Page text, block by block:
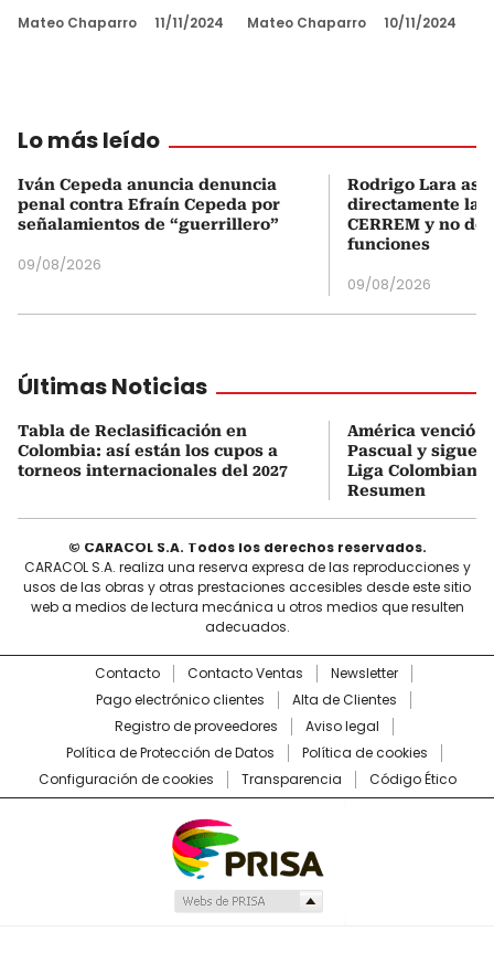
Mateo Chaparro 11/11/2024 Mateo Chaparro 10/11/2024
Lo más leído
Iván Cepeda anuncia denuncia
penal contra Efraín Cepeda por
señalamientos de “guerrillero”
09/08/2026
Rodrigo Lara
directamente la
CERREM y no
funciones
09/08/2026
Últimas Noticias
Tabla de Reclasificación en
Colombia: así están los cupos a
torneos internacionales del 2027
América venció
Pascual y sigue
Liga Colombiana
Resumen
© CARACOL S.A. Todos los derechos reservados.
CARACOL S.A. realiza una reserva expresa de las reproducciones y
usos de las obras y otras prestaciones accesibles desde este sitio
web a medios de lectura mecánica u otros medios que resulten
adecuados.
Contacto Contacto Ventas
Newsletter
Pago electrónico clientes
Alta de Clientes
Registro de proveedores
Aviso legal
Política de Protección de Datos
Política de cookies
Configuración de cookies
Transparencia Código Ético